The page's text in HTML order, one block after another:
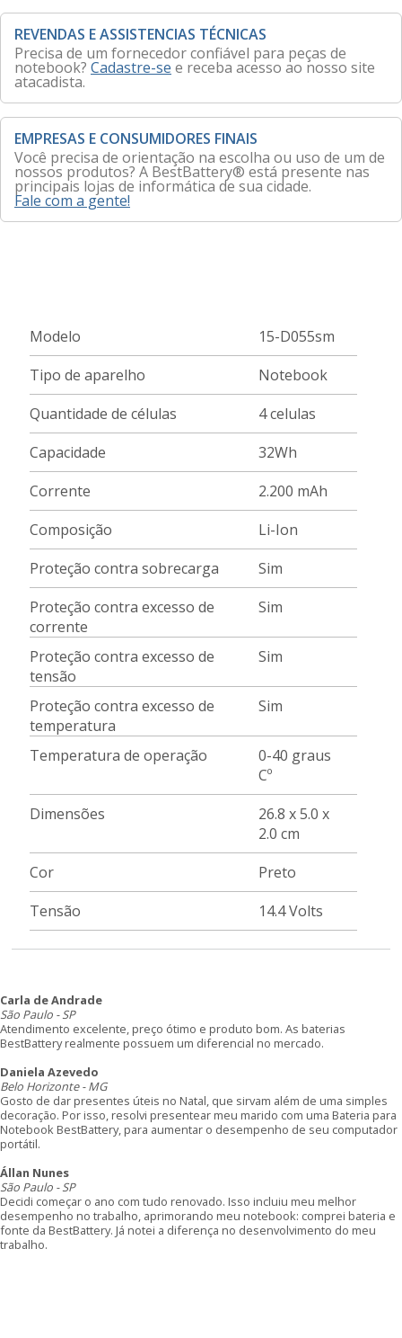
REVENDAS E ASSISTENCIAS TÉCNICAS
Precisa de um fornecedor confiável para peças de
notebook? Cadastre-se e receba acesso ao nosso site
atacadista.
EMPRESAS E CONSUMIDORES FINAIS
Você precisa de orientação na escolha ou uso de um de
nossos produtos? A BestBattery® está presente nas
principais lojas de informática de sua cidade.
Fale com a gente!
Modelo
15-D055sm
Tipo de aparelho
Notebook
Quantidade de células
4 celulas
Capacidade
32Wh
Corrente
2.200 mAh
Composição
Li-Ion
Proteção contra sobrecarga
Sim
Proteção contra excesso de
corrente
Sim
Proteção contra excesso de
tensão
Sim
Proteção contra excesso de
temperatura
Sim
Temperatura de operação
0-40 graus
Cº
Dimensões
26.8 x 5.0 x
2.0 cm
Cor
Preto
Tensão
14.4 Volts
Carla de Andrade
São Paulo - SP
Atendimento excelente, preço ótimo e produto bom. As baterias
BestBattery realmente possuem um diferencial no mercado.
Daniela Azevedo
Belo Horizonte - MG
Gosto de dar presentes úteis no Natal, que sirvam além de uma simples
decoração. Por isso, resolvi presentear meu marido com uma Bateria para
Notebook BestBattery, para aumentar o desempenho de seu computador
portátil.
Állan Nunes
São Paulo - SP
Decidi começar o ano com tudo renovado. Isso incluiu meu melhor
desempenho no trabalho, aprimorando meu notebook: comprei bateria e
fonte da BestBattery. Já notei a diferença no desenvolvimento do meu
trabalho.